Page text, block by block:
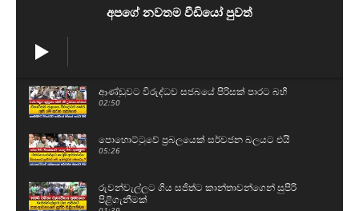
අපගේ නවතම වීඩියෝ පුවත්
ආණ්ඩුවට විරුද්ධව සජබයේ පිරිසක් පාරට බහී
02:50
පොහොට්ටුවේ ප්‍රබලයෙක් සර්වජන බලයට එයි
05:26
රුවන්වැල්ලට ගිය සජිත්ට කාන්තාවන්ගෙන් සුපිරි
පිළිගැනීමක්